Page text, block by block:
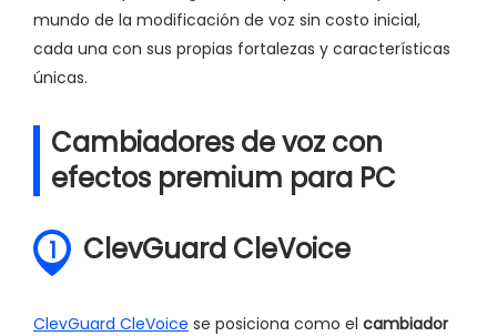
mundo de la modificación de voz sin costo inicial,
cada una con sus propias fortalezas y características
únicas.
Cambiadores de voz con
efectos premium para PC
1 ClevGuard CleVoice
ClevGuard CleVoice se posiciona como el cambiador